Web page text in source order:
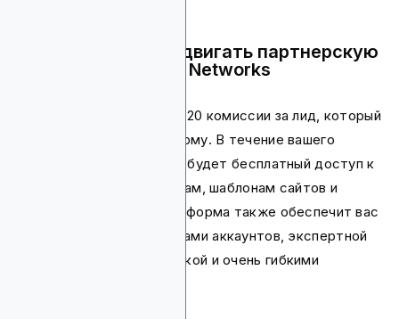
Почему стоит продвигать партнерскую
программу Stopgo Networks
Вам будут платить до $320 комиссии за лид, который
вы приведете на платформу. В течение вашего
партнерского пути у вас будет бесплатный доступ к
email-креативам, баннерам, шаблонам сайтов и
JavaScript-формам. Платформа также обеспечит вас
выделенными менеджерами аккаунтов, экспертной
маркетинговой поддержкой и очень гибкими